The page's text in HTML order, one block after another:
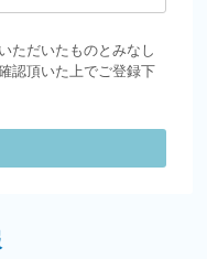
ただいたものとみなし
認頂いた上でご登録下